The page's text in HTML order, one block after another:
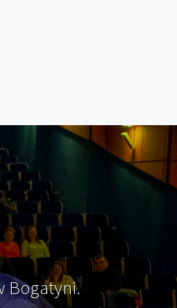
Bogatyni.